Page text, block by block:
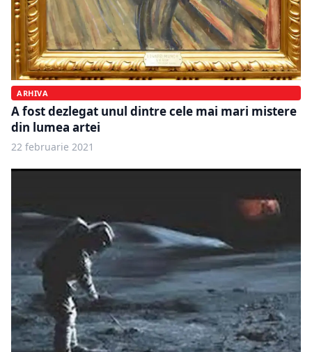
ARHIVA
A fost dezlegat unul dintre cele mai mari mistere
din lumea artei
22 februarie 2021